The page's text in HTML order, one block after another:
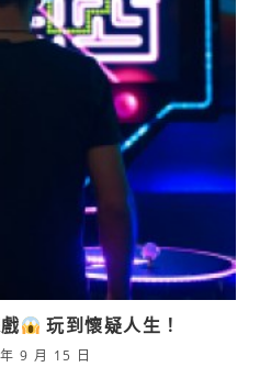
玩到懷疑人生！
9 月 15 日